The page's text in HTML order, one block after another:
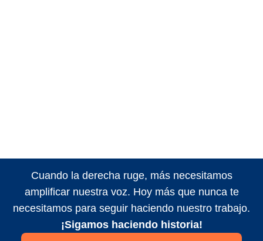
Cuando la derecha ruge, más necesitamos
amplificar nuestra voz. Hoy más que nunca te
necesitamos para seguir haciendo nuestro trabajo.
¡Sigamos haciendo historia!